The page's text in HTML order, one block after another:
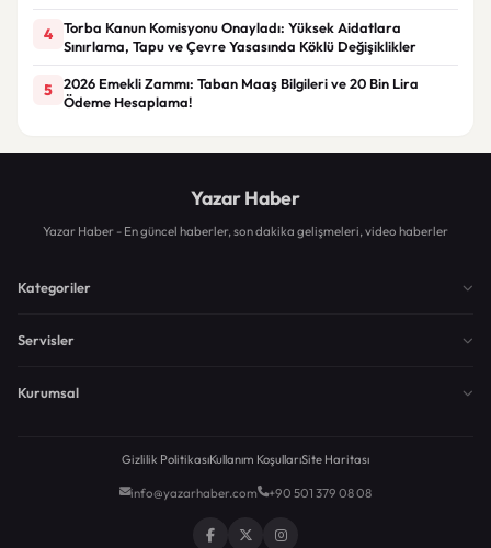
4
Torba Kanun Komisyonu Onayladı: Yüksek Aidatlara
Sınırlama, Tapu ve Çevre Yasasında Köklü Değişiklikler
5
2026 Emekli Zammı: Taban Maaş Bilgileri ve 20 Bin Lira
Ödeme Hesaplama!
Yazar Haber
Yazar Haber - En güncel haberler, son dakika gelişmeleri, video haberler
Kategoriler
Servisler
Kurumsal
Gizlilik PolitikasıKullanım KoşullarıSite Haritası
info@yazarhaber.com +90 501 379 08 08